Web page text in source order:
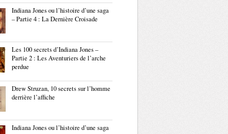
Indiana Jones ou l’histoire d’une saga
– Partie 4 : La Dernière Croisade
Les 100 secrets d’Indiana Jones –
Partie 2 : Les Aventuriers de l’arche
perdue
Drew Struzan, 10 secrets sur l’homme
derrière l’affiche
Indiana Jones ou l’histoire d’une saga